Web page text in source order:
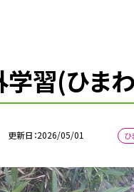
習(ひま
更新日 2026/05/01 ひ